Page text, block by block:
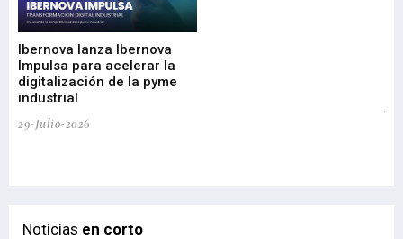
Ibernova lanza Ibernova
Impulsa para acelerar la
digitalización de la pyme
industrial
29-Julio-2026
Noticias en corto